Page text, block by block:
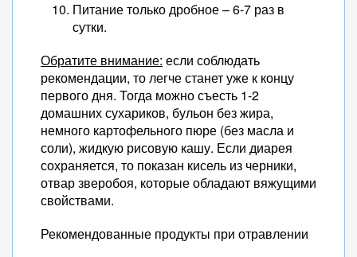
Питание только дробное – 6-7 раз в
сутки.
Обратите внимание: если соблюдать
рекомендации, то легче станет уже к концу
первого дня. Тогда можно съесть 1-2
домашних сухариков, бульон без жира,
немного картофельного пюре (без масла и
соли), жидкую рисовую кашу. Если диарея
сохраняется, то показан кисель из черники,
отвар зверобоя, которые обладают вяжущими
свойствами.
Рекомендованные продукты при отравлении